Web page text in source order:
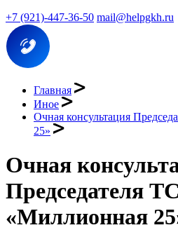
+7 (921)-447-36-50 mail@helpgkh.ru
Главная
Иное
Очная консультация
25»
Очная
Председателя
«Миллионная